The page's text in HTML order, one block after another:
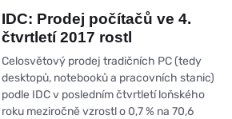
IDC: Prodej počítačů ve 4.
čtvrtletí 2017 rostl
Celosvětový prodej tradičních PC (tedy
desktopů, notebooků a pracovních stanic)
podle IDC v posledním čtvrtletí loňského
roku meziročně vzrostl o 0,7 % na 70,6